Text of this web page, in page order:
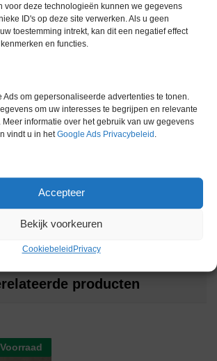
voor deze technologieën kunnen we gegevens
ID's op deze site verwerken. Als u geen
toestemming intrekt, kan dit een negatief effect
en functies.
Ads om gepersonaliseerde advertenties te tonen.
om uw interesses te begrijpen en relevante
Meer informatie over het gebruik van uw gegevens
vindt u in hetGoogle Ads Privacybeleid .
Accepteer
Bekijk voorkeuren
Cookiebeleid Privacy
700 x 588 x 714 mm
Zn, Se)
0,0 kg
producten
Voorraad